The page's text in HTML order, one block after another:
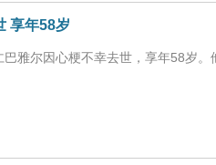
享年58岁
雅尔因心梗不幸去世，享年58岁